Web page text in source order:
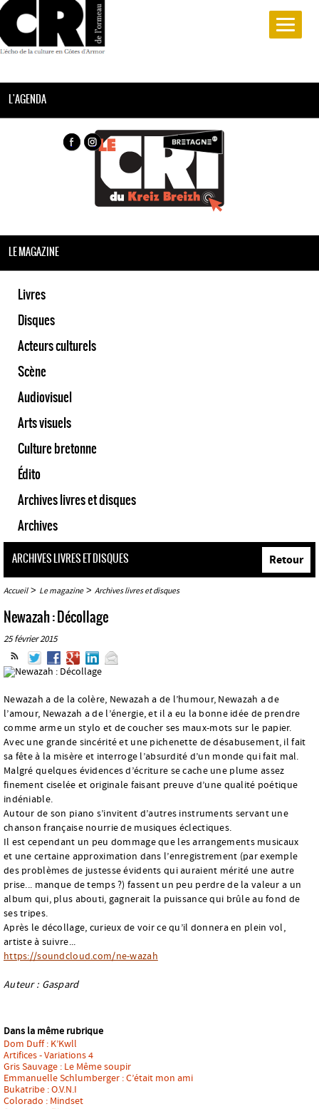
L'AGENDA
LE MAGAZINE
Livres
Disques
Acteurs culturels
Scène
Audiovisuel
Arts visuels
Culture bretonne
Édito
Archives livres et disques
Archives
ARCHIVES LIVRES ET DISQUES
Accueil> Le magazine> Archives livres et disques
Retour
Newazah : Décollage
25 février 2015
Newazah a de la colère, Newazah a de l’humour, Newazah a de
l’amour, Newazah a de l’énergie, et il a eu la bonne idée de prendre
comme arme un stylo et de coucher ses maux-mots sur le papier.
Avec une grande sincérité et une pichenette de désabusement, il fait
sa fête à la misère et interroge l’absurdité d’un monde qui fait mal.
Malgré quelques évidences d’écriture se cache une plume assez
finement ciselée et originale faisant preuve d’une qualité poétique
indéniable.
Autour de son piano s’invitent d’autres instruments servant une
chanson française nourrie de musiques éclectiques.
Il est cependant un peu dommage que les arrangements musicaux
et une certaine approximation dans l’enregistrement (par exemple
des problèmes de justesse évidents qui auraient mérité une autre
prise... manque de temps ?) fassent un peu perdre de la valeur a un
album qui, plus abouti, gagnerait la puissance qui brûle au fond de
ses tripes.
Après le décollage, curieux de voir ce qu’il donnera en plein vol,
artiste à suivre...
https://soundcloud.com/ne-wazah
Auteur : Gaspard
Dans la même rubrique
Dom Duff : K’Kwll
Artifices - Variations 4
Gris Sauvage : Le Même soupir
Emmanuelle Schlumberger : C’était mon ami
Bukatribe : O.V.N.I
Colorado : Mindset